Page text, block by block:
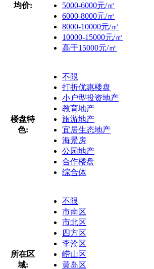
均价:
5000-6000元/㎡
6000-8000元/㎡
8000-10000元/㎡
10000-15000元/㎡
高于15000元/㎡
楼盘特
色:
不限
打折优惠楼盘
小户型投资地产
教育地产
旅游地产
宜居生态地产
海景房
公园地产
合作楼盘
综合体
所在区
域:
不限
市南区
市北区
四方区
李沧区
崂山区
黄岛区